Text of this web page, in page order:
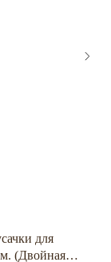
для
(Двойная